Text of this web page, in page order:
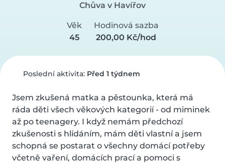
Chůva v Havířov
Věk
45
Hodinová sazba
200,00 Kč/hod
Poslední aktivita: Před 1 týdnem
Jsem zkušená matka a pěstounka, která má
ráda děti všech věkových kategorií - od miminek
až po teenagery. I když nemám předchozí
zkušenosti s hlídáním, mám děti vlastní a jsem
schopná se postarat o všechny domácí potřeby
včetně vaření, domácích prací a pomoci s